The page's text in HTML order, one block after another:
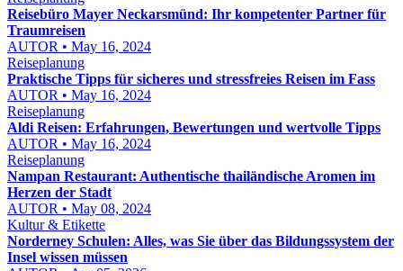
Reisebüro Mayer Neckarsmünd: Ihr kompetenter Partner für
Traumreisen
AUTOR • May 16, 2024
Reiseplanung
Praktische Tipps für sicheres und stressfreies Reisen im Fass
AUTOR • May 16, 2024
Reiseplanung
Aldi Reisen: Erfahrungen, Bewertungen und wertvolle Tipps
AUTOR • May 16, 2024
Reiseplanung
Nampan Restaurant: Authentische thailändische Aromen im
Herzen der Stadt
AUTOR • May 08, 2024
Kultur & Etikette
Norderney Schulen: Alles, was Sie über das Bildungssystem der
Insel wissen müssen